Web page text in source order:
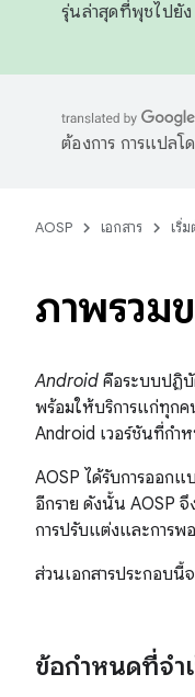
รุ่นล่าสุดที่พุชไปยั
ต้องการ การแปล
AOSP เอกสาร เริ่
ภาพรวม
Android คือระบบปฏิบั
พร้อมให้บริการแก่ทุก
Android เวอร์ชันที่กำ
AOSP ได้รับการออก
อีกราย ดังนั้น AOSP
การปรับแต่งและการพ
ส่วนเอกสารประกอบ
ข้อกำหนดที่จำ